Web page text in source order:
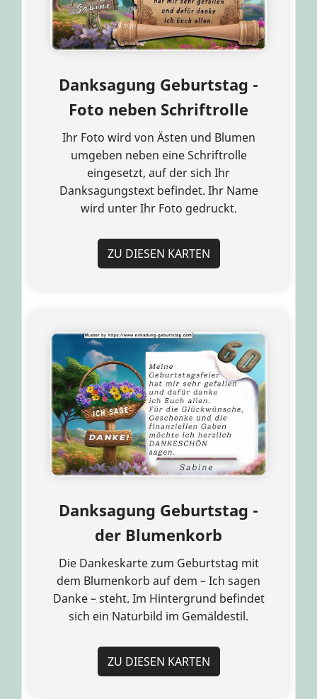
Danksagung Geburtstag -
Foto neben Schriftrolle
Ihr Foto wird von Ästen und Blumen
umgeben neben eine Schriftrolle
eingesetzt, auf der sich Ihr
Danksagungstext befindet. Ihr Name
wird unter Ihr Foto gedruckt.
ZU DIESEN KARTEN
Danksagung Geburtstag -
der Blumenkorb
Die Dankeskarte zum Geburtstag mit
dem Blumenkorb auf dem – Ich sagen
Danke – steht. Im Hintergrund befindet
sich ein Naturbild im Gemäldestil.
ZU DIESEN KARTEN